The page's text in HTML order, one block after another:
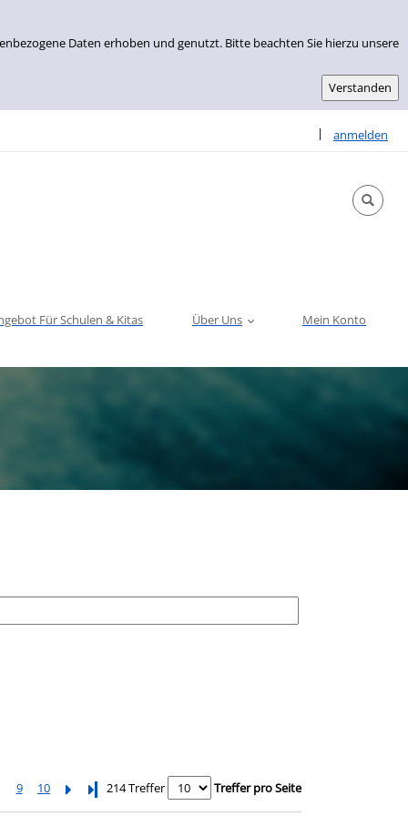
Daten erhoben und genutzt. Bitte beachten Sie hierzu unsere
| anmelden
Sprache
Für Schulen & Kitas Über Uns Mein Konto
9 10 Letzte Seite
214 Treffer Treffer pro Seite